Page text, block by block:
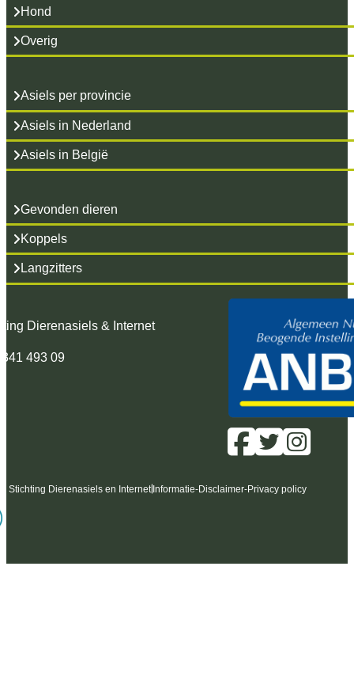
Hond
Overig
Asiels per provincie
Asiels in Nederland
Asiels in België
Gevonden dieren
Koppels
Langzitters
Dierenasiels & Internet
493 09
Stichting Dierenasiels en Internet Informatie-Disclaimer-Privacy policy